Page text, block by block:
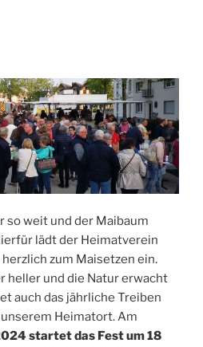
so weit und der Maibaum
lädt der Heimatverein
zum Maisetzen ein.
heller und die Natur erwacht
auch das jährliche Treiben
Heimatort. Am
startet das Fest um 18